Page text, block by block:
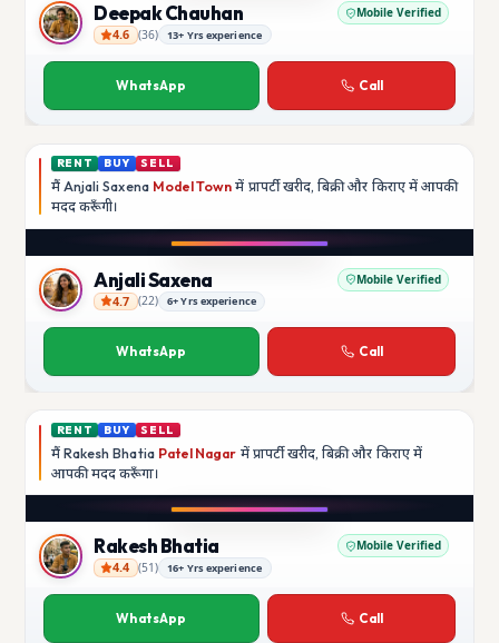
Deepak Chauhan
Deepak Chauhan Mobile Verified
4.6 (36) 13+ Yrs experience
WhatsApp Call
RENT BUY SELL
मैं Anjali Saxena Model Town में प्रापर्टी खरीद, बिक्री और किराए में आपकी
मददकरूँगी।
Anjali Saxena
Anjali Saxena Mobile Verified
4.7 (22) 6+ Yrs experience
WhatsApp Call
RENT BUY SELL
मैं Rakesh Bhatia Patel Nagar में प्रापर्टी खरीद, बिक्री और किराए में
आपकी मददकरूँगा।
Rakesh Bhatia
Rakesh Bhatia Mobile Verified
4.4 (51) 16+ Yrs experience
WhatsApp Call